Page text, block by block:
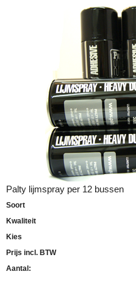
Palty lijmspray per 12 bussen
Soort
Kwaliteit
Kies
Prijs incl. BTW
Aantal: